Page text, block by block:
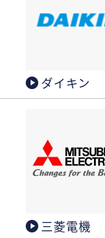
ダイキン
三菱電機